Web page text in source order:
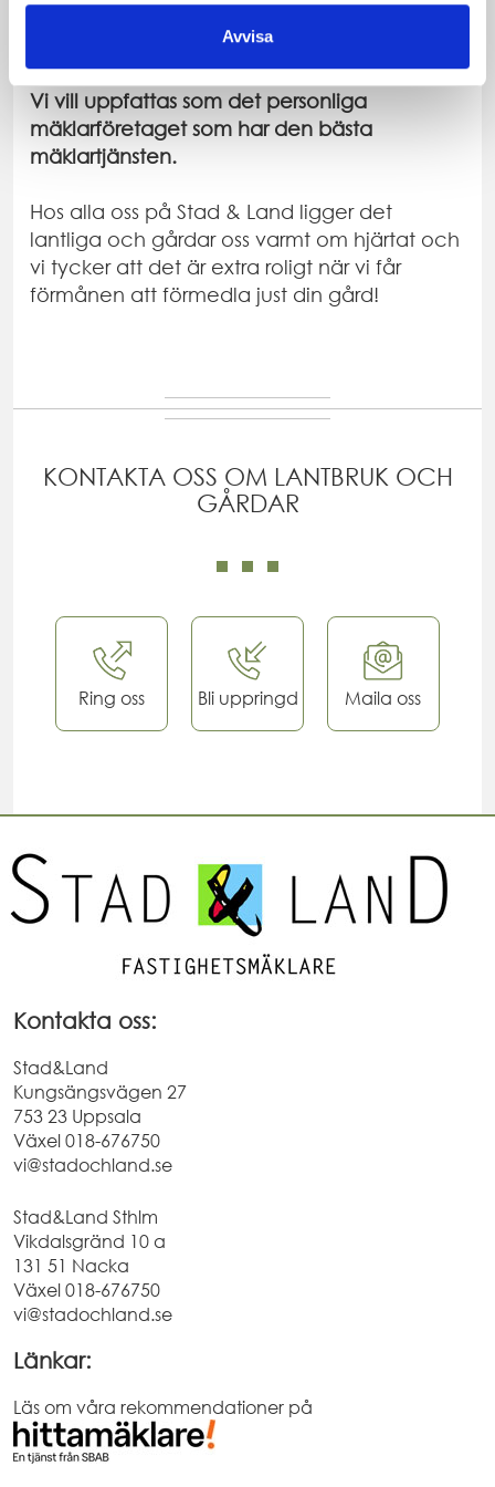
Avvisa
nöjda kunder är ett bevis på att vi lyckats.
Vi vill uppfattas som det personliga
mäklarföretaget som har den bästa
mäklartjänsten.
Hos alla oss på Stad & Land ligger det
lantliga och gårdar oss varmt om hjärtat och
vi tycker att det är extra roligt när vi får
förmånen att förmedla just din gård!
KONTAKTA OSS OM LANTBRUK OCH
GÅRDAR
Ring oss Bli uppringd Maila oss
Kontakta oss:
Stad&Land
Kungsängsvägen 27
753 23 Uppsala
Växel018-676750
vi@stadochland.se
Stad&Land Sthlm
Vikdalsgränd 10 a
131 51 Nacka
Växel018-676750
vi@stadochland.se
Länkar:
Läs om våra rekommendationer på